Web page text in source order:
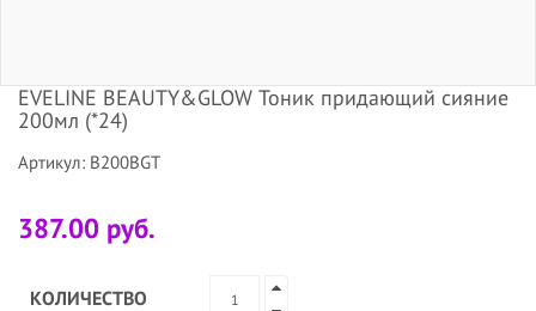
EVELINE BEAUTY&GLOW Тоник придающий сияние
200мл (*24)
Артикул: B200BGT
387.00 руб.
КОЛИЧЕСТВО